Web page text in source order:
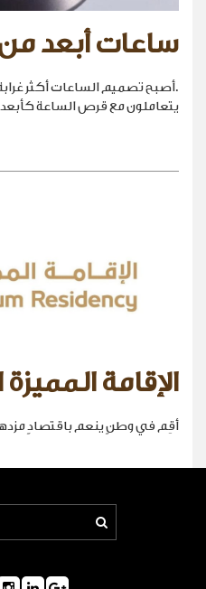
ساعات أبعد
.أصبح تصميم الساعات أكثر
يتعاملون مع قرص الساعة
الإقامة
أقِم في وطنٍ ينعم باقتصادٍ